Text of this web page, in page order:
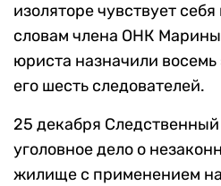
изоляторе чувствует
словам члена ОНК
юриста назначили восемь
его шесть следователей.
25 декабря
уголовное дело о
жилище с применением